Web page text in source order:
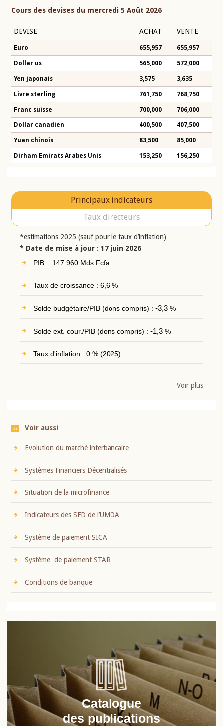
Cours des devises du mercredi 5 Août 2026
DEVISE ACHAT VENTE
Euro 655,957 655,957
Dollar us 565,000 572,000
Yen japonais 3,575 3,635
Livre sterling 761,750 768,750
Franc suisse 700,000 706,000
Dollar canadien 400,500 407,500
Yuan chinois 83,500 85,000
Dirham Emirats Arabes Unis 153,250 156,250
Principaux indicateurs
Taux directeurs
*estimations 2025 (sauf pour le taux d’inflation)
* Date de mise à jour : 17 juin 2026
PIB : 147 960 Mds Fcfa
Taux de croissance : 6,6 %
Solde budgétaire/PIB (dons compris) : -3,3%
Solde ext. cour./PIB (dons compris) : -1,3%
Taux d'inflation : 0 % (2025)
Voir plus
Voir aussi
Evolution du marché interbancaire
Systèmes Financiers Décentralisés
Situation de la microfinance
Indicateurs des SFD de l’UMOA
Système de paiement SICA
Système de paiement STAR
Conditions de banque
Catalogue
des publications